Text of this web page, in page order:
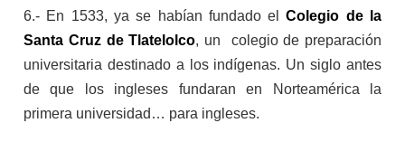
6.- En 1533, ya se habían fundado elColegio de la
Santa Cruz de Tlatelolco, un colegio de preparación
universitaria destinado a los indígenas. Un siglo antes
de que los ingleses fundaran en Norteamérica la
primera universidad… para ingleses.